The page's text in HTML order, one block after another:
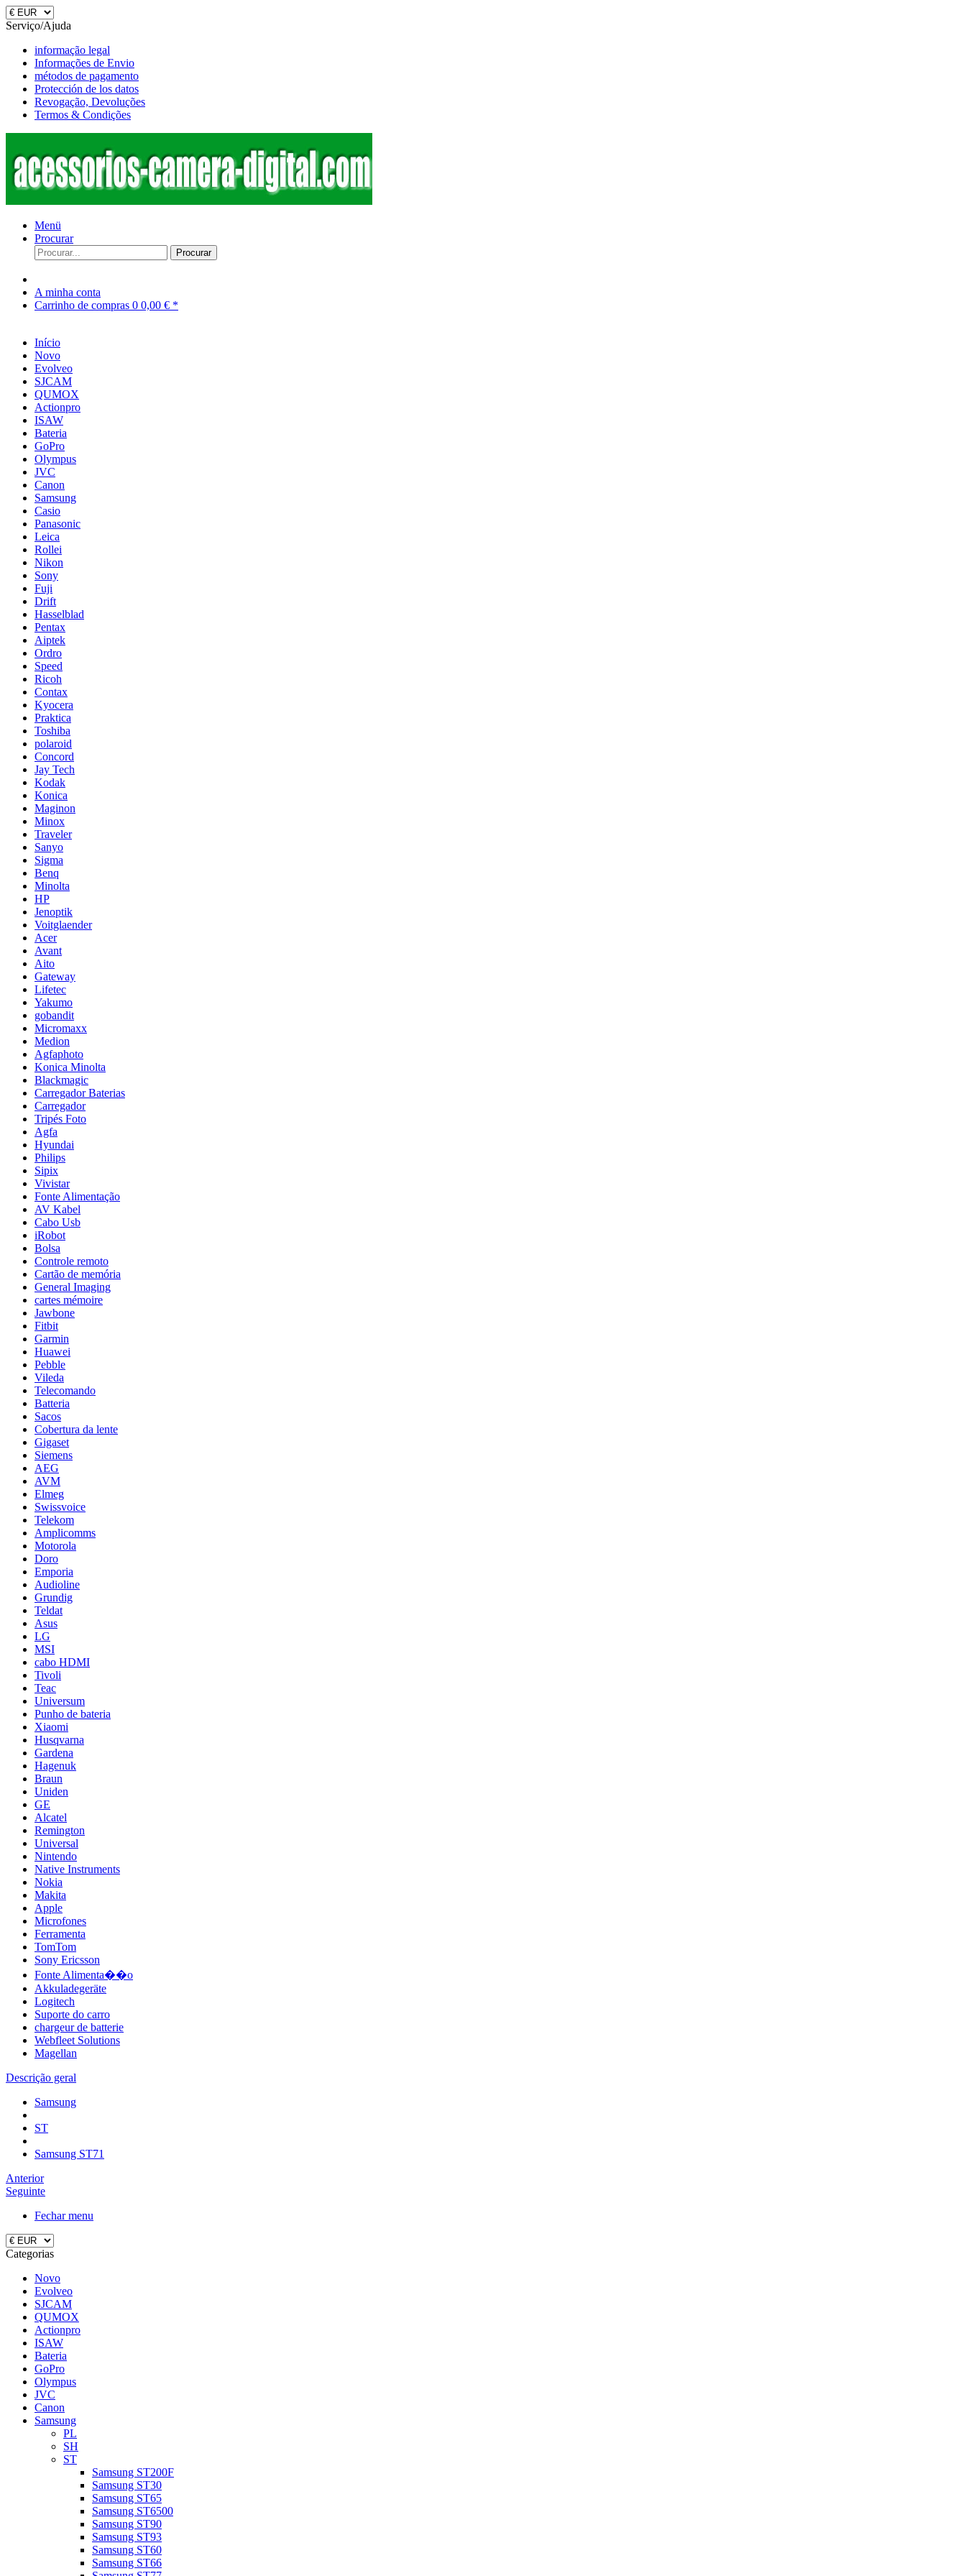
Serviço/Ajuda
informação legal
Informações de Envio
métodos de pagamento
Protección de los datos
Revogação, Devoluções
Termos & Condições
Menü
Procurar
Procurar
A minha conta
Carrinho de compras 0 0,00 € *
Início
Novo
Evolveo
SJCAM
QUMOX
Actionpro
ISAW
Bateria
GoPro
Olympus
JVC
Canon
Samsung
Casio
Panasonic
Leica
Rollei
Nikon
Sony
Fuji
Drift
Hasselblad
Pentax
Aiptek
Ordro
Speed
Ricoh
Contax
Kyocera
Praktica
Toshiba
polaroid
Concord
Jay Tech
Kodak
Konica
Maginon
Minox
Traveler
Sanyo
Sigma
Benq
Minolta
HP
Jenoptik
Voitglaender
Acer
Avant
Aito
Gateway
Lifetec
Yakumo
gobandit
Micromaxx
Medion
Agfaphoto
Konica Minolta
Blackmagic
Carregador Baterias
Carregador
Tripés Foto
Agfa
Hyundai
Philips
Sipix
Vivistar
Fonte Alimentação
AV Kabel
Cabo Usb
iRobot
Bolsa
Controle remoto
Cartão de memória
General Imaging
cartes mémoire
Jawbone
Fitbit
Garmin
Huawei
Pebble
Vileda
Telecomando
Batteria
Sacos
Cobertura da lente
Gigaset
Siemens
AEG
AVM
Elmeg
Swissvoice
Telekom
Amplicomms
Motorola
Doro
Emporia
Audioline
Grundig
Teldat
Asus
LG
MSI
cabo HDMI
Tivoli
Teac
Universum
Punho de bateria
Xiaomi
Husqvarna
Gardena
Hagenuk
Braun
Uniden
GE
Alcatel
Remington
Universal
Nintendo
Native Instruments
Nokia
Makita
Apple
Microfones
Ferramenta
TomTom
Sony Ericsson
Fonte Alimenta��o
Akkuladegeräte
Logitech
Suporte do carro
chargeur de batterie
Webfleet Solutions
Magellan
Descrição geral
Samsung
ST
Samsung ST71
Anterior
Seguinte
Fechar menu
Categorias
Novo
Evolveo
SJCAM
QUMOX
Actionpro
ISAW
Bateria
GoPro
Olympus
JVC
Canon
Samsung
PL
SH
ST
Samsung ST200F
Samsung ST30
Samsung ST65
Samsung ST6500
Samsung ST90
Samsung ST93
Samsung ST60
Samsung ST66